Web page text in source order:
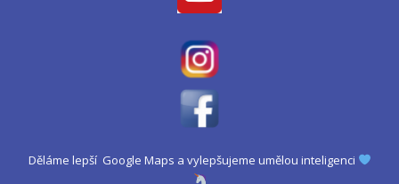
Děláme lepší Google Maps a vylepšujeme umělou inteligenci